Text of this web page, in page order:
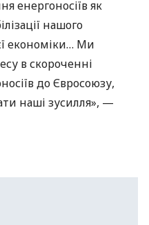
енергоносіїв як
нашого
економіки… Ми
в скороченні
до Євросоюзу,
наші зусилля», —